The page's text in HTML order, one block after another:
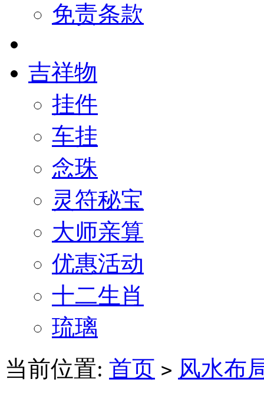
免责条款
吉祥物
挂件
车挂
念珠
灵符秘宝
大师亲算
优惠活动
十二生肖
琉璃
当前位置: 首页 > 风水布